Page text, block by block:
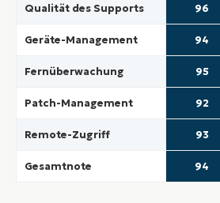
Qualität des Supports 96
Geräte-Management 94
Fernüberwachung 95
Patch-Management 92
Remote-Zugriff 93
Gesamtnote 94